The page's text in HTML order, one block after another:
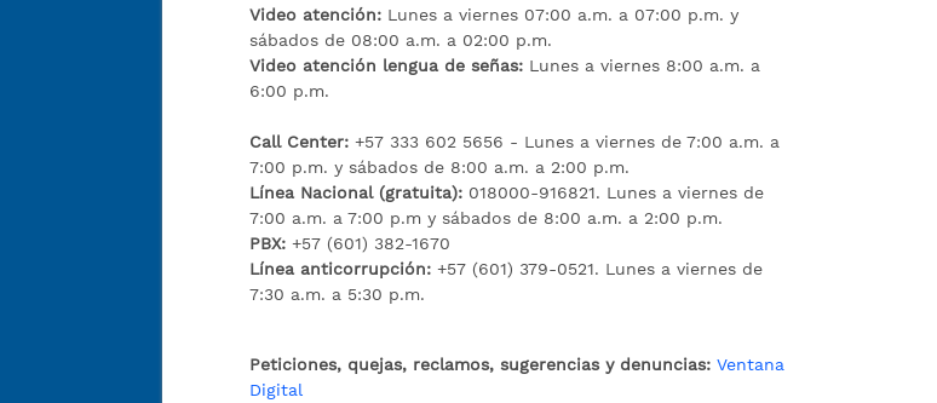
Video atención: Lunes a viernes 07:00 a.m. a 07:00 p.m. y
sábados de 08:00 a.m. a 02:00 p.m.
Video atención lengua de señas: Lunes a viernes 8:00 a.m. a
6:00 p.m.
Call Center:+57 333 602 5656 - Lunes a viernes de 7:00 a.m. a
7:00 p.m. y sábados de 8:00 a.m. a 2:00 p.m.
Línea Nacional (gratuita): 018000-916821. Lunes a viernes de
7:00 a.m. a 7:00 p.m y sábados de 8:00 a.m. a 2:00 p.m.
PBX:+57 (601) 382-1670
Línea anticorrupción:+57 (601) 379-0521. Lunes a viernes de
7:30 a.m. a 5:30 p.m.
Peticiones, quejas, reclamos, sugerencias y denuncias: Ventana
Digital